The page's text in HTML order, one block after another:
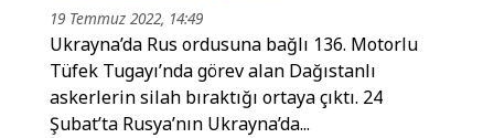
19 Temmuz 2022, 14:49
Ukrayna’da Rus ordusuna bağlı 136. Motorlu
Tüfek Tugayı’nda görev alan Dağıstanlı
askerlerin silah bıraktığı ortaya çıktı. 24
Şubat’ta Rusya’nın Ukrayna’da...